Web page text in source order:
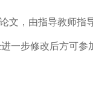
文，由指导教师
一步修改后方可参